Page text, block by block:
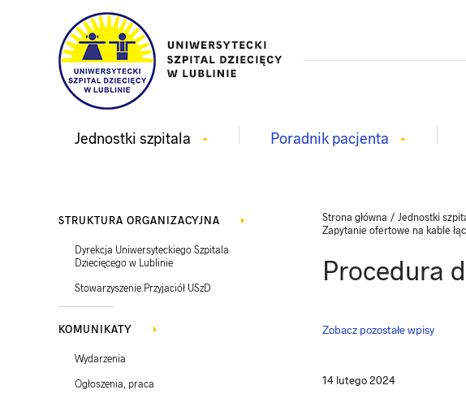
Jednostki szpitala Poradnik pacjenta
STRUKTURA ORGANIZACYJNA
Dyrekcja Uniwersyteckiego Szpitala
Dziecięcego w Lublinie
Stowarzyszenie Przyjaciół USzD
KOMUNIKATY
Wydarzenia
Ogłoszenia, praca
Strona główna / Jednostki
Zapytanie ofertowe na kable
Procedura
Zobacz pozostałe wpisy
14 lutego 2024